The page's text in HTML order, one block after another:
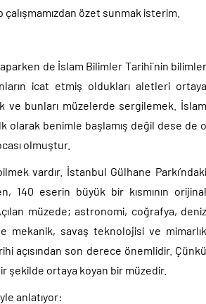
özet sunmak isterim.
de İslam Bilimler Tarihi`nin bilimler
icat etmiş oldukları aletleri ortaya
ve bunları müzelerde sergilemek. İslam
olarak benimle başlamış değil dese de o
olmuştur.
vardır. İstanbul Gülhane Parkı’ndaki
140 eserin büyük bir kısmının orijinal
müzede; astronomi, coğrafya, deniz
mekanik, savaş teknolojisi ve mimarlık
açısından son derece önemlidir. Çünkü
şekilde ortaya koyan bir müzedir.
anlatıyor: